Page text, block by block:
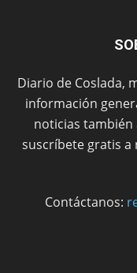
Diario de Coslada,
información
noticias también
suscríbete gratis a
Contáctanos: